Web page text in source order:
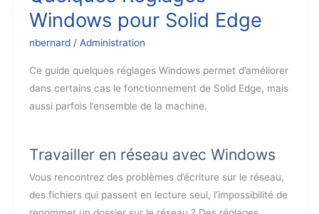
Solid
Edge
Windows pour Solid Edge
nbernard / Administration
Ce guide quelques réglages Windows permet d’améliorer
dans certains cas le fonctionnement de Solid Edge, mais
aussi parfois l’ensemble de la machine.
Travailler en réseau avec Windows
Vous rencontrez des problèmes d’écriture sur le réseau,
des fichiers qui passent en lecture seul, l’impossibilité de